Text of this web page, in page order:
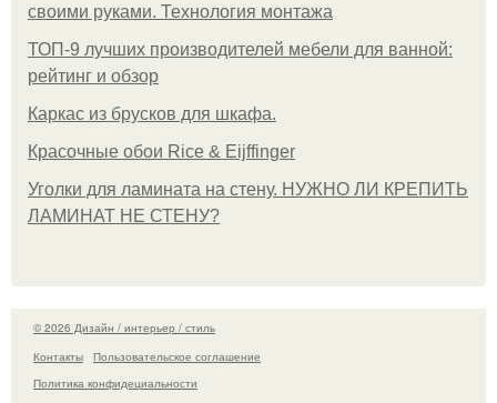
своими руками. Технология монтажа
ТОП-9 лучших производителей мебели для ванной:
рейтинг и обзор
Каркас из брусков для шкафа.
Красочные обои Rice & Eijffinger
Уголки для ламината на стену. НУЖНО ЛИ КРЕПИТЬ
ЛАМИНАТ НЕ СТЕНУ?
© 2026 Дизайн / интерьер / стиль
Контакты
Пользовательское соглашение
Политика конфидециальности